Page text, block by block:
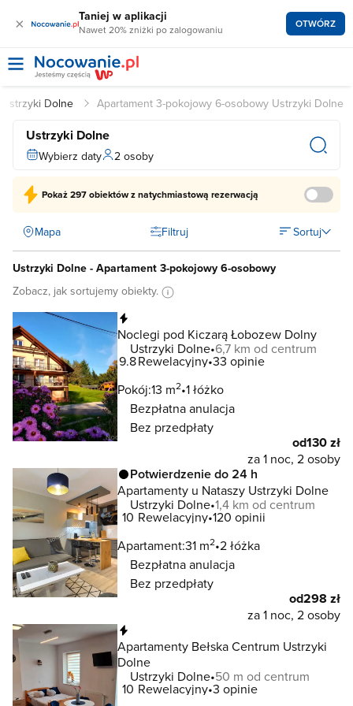
× Taniej w aplikacji
Nawet 20% zniżki po zalogowaniu OTWÓRZ
Dolne Apartament 3-pokojowy 6-osobowy Ustrzyki Dolne
Ustrzyki Dolne
Wybierz daty 2 osoby
Pokaż297 obiektówz natychmiastową rezerwacją
Mapa Filtruj Sortuj
Ustrzyki Dolne - Apartament 3-pokojowy 6-osobowy
Zobacz, jak sortujemy obiekty.
Noclegi pod Kiczarą Łobozew Dolny
Ustrzyki Dolne 6,7 km od centrum
9.8Rewelacyjny 33 opinie
Pokój:13 m2 1 łóżko
Bezpłatna anulacja
Bez przedpłaty
od130 zł
za 1 noc, 2 osoby
Potwierdzenie do 24 h
Apartamenty u Nataszy Ustrzyki Dolne
Ustrzyki Dolne 1,4 km od centrum
10 Rewelacyjny 120 opinii
Apartament:31 m2 2 łóżka
Bezpłatna anulacja
Bez przedpłaty
od298 zł
za 1 noc, 2 osoby
Apartamenty Bełska Centrum Ustrzyki
Dolne
Ustrzyki Dolne 50 m od centrum
10 Rewelacyjny 3 opinie